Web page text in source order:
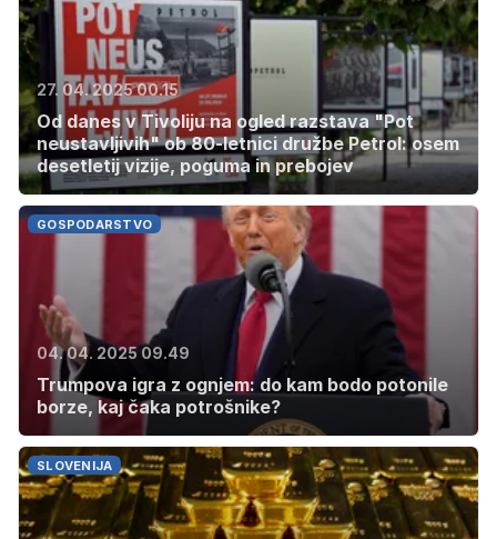
27. 04. 2025 00.15
Od danes v Tivoliju na ogled razstava "Pot
neustavljivih" ob 80-letnici družbe Petrol: osem
desetletij vizije, poguma in prebojev
GOSPODARSTVO
04. 04. 2025 09.49
Trumpova igra z ognjem: do kam bodo potonile
borze, kaj čaka potrošnike?
SLOVENIJA